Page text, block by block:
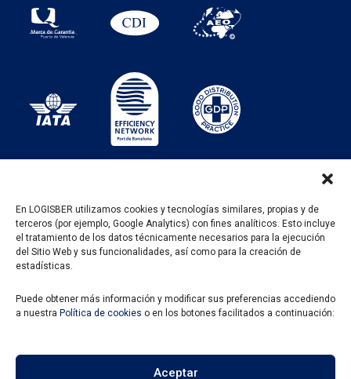
En LOGISBER utilizamos cookies y tecnologías similares, propias y de
terceros (por ejemplo, Google Analytics) con fines analíticos. Esto incluye
el tratamiento de los datos técnicamente necesarios para la ejecución
del Sitio Web y sus funcionalidades, así como para la creación de
estadísticas.
Puede obtener más información y modificar sus preferencias accediendo
a nuestra Política de cookies o en los botones facilitados a continuación:
Aceptar
PROGRAMA KIT DIGITAL FINANCIADO POR LOS
FONDOS NEXT GENERATION DEL MECANISMO DE